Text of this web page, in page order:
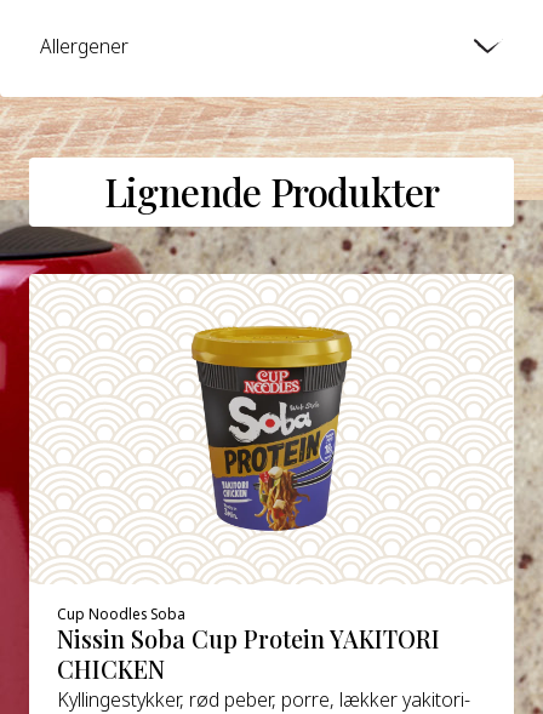
Allergener
Lignende Produkter
Cup Noodles Soba
Nissin Soba Cup Protein YAKITORI
CHICKEN
Kyllingestykker, rød peber, porre, lækker yakitori-